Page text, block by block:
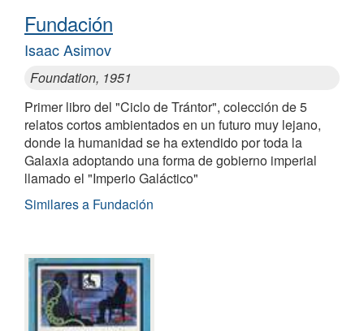
Fundación
Isaac Asimov
Foundation, 1951
Primer libro del "Ciclo de Trántor", colección de 5
relatos cortos ambientados en un futuro muy lejano,
donde la humanidad se ha extendido por toda la
Galaxia adoptando una forma de gobierno imperial
llamado el "Imperio Galáctico"
Similares a Fundación